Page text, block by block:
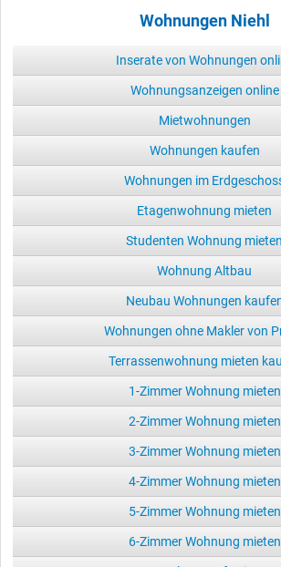
Wohnungen Niehl
Inserate von Wohnungen
Wohnungsanzeigen online
Mietwohnungen
Wohnungen kaufen
Wohnungen im
Etagenwohnung mieten
Studenten Wohnung mieten
Wohnung Altbau
Neubau Wohnungen
Wohnungen ohne Makler von
Terrassenwohnung mieten
1-Zimmer Wohnung mieten
2-Zimmer Wohnung mieten
3-Zimmer Wohnung mieten
4-Zimmer Wohnung mieten
5-Zimmer Wohnung mieten
6-Zimmer Wohnung mieten